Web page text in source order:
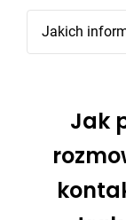
Jak
Jakich